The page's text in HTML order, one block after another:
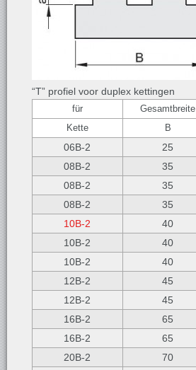
“T” profiel voor duplex kettingen
für Gesamtbreite
Kette
B
06B-2 25
08B-2
35
08B-2
35
08B-2
35
10B-2
40
10B-2
40
10B-2
40
12B-2
45
12B-2
45
16B-2
65
16B-2
65
20B-2
70